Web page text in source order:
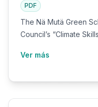
PDF
The Nä Mutä Green
Council’s “Climate
Ver más